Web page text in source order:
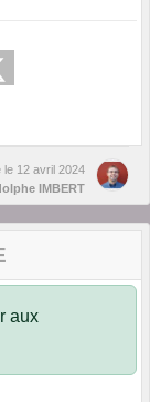
le 12 avril 2024
IMBERT
aux